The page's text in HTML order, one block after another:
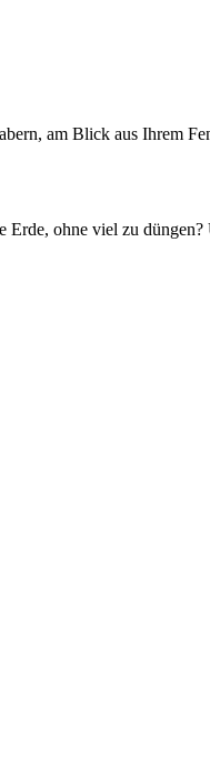
am Blick aus Ihrem
Erde, ohne viel zu